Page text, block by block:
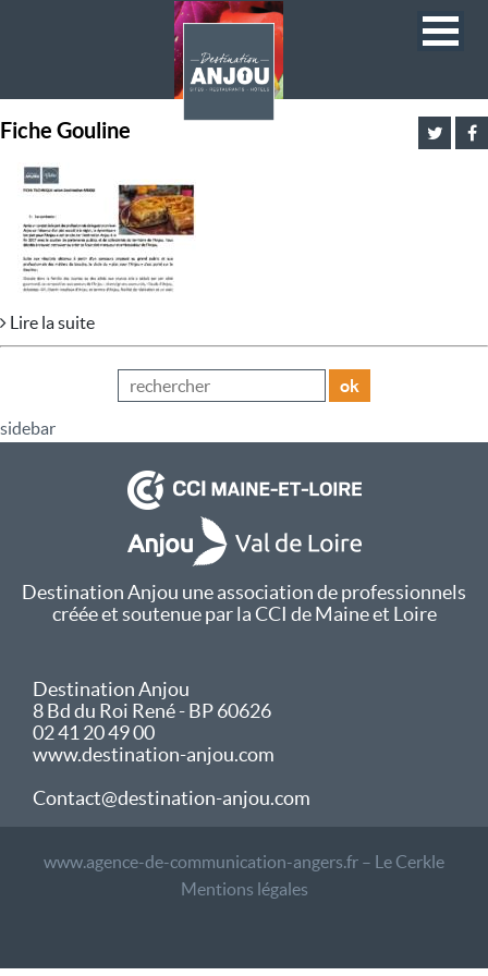
Fiche Gouline
Lire la suite
ok
sidebar
Destination Anjou une association de professionnels
créée et soutenue par la CCI de Maine et Loire
Destination Anjou
8 Bd du Roi René - BP 60626
02 41 20 49 00
www.destination-anjou.com
Contact@destination-anjou.com
www.agence-de-communication-angers.fr – Le Cerkle
Mentions légales